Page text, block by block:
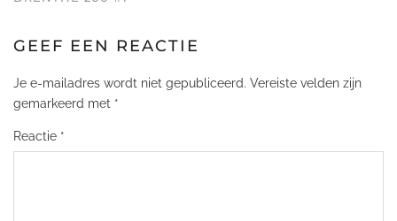
GEEF EEN REACTIE
Je e-mailadres wordt niet gepubliceerd. Vereiste velden zijn
gemarkeerd met *
Reactie *